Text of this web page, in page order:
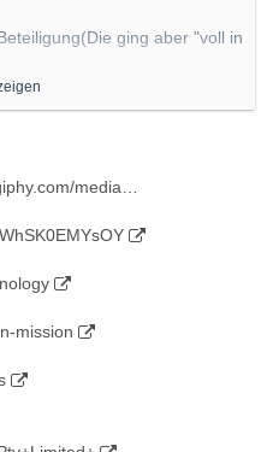
ging aber "voll in
]
solar-limited/greatcells-psc-
the-world
technology/greatcell-
solar-limited/greatcell-
market-with-the-hottest-
media…
mission